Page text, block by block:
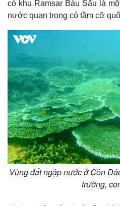
có khu Ramsar Bàu Sấu là
nước quan trọng có tầm cỡ
Vùng đất ngập nước ở Côn
trường,